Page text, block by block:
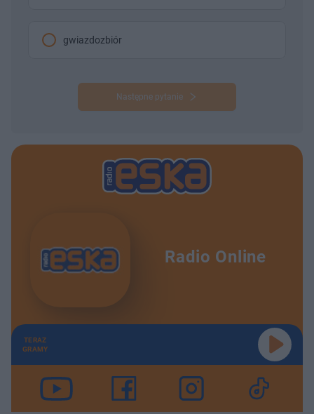
gwiazdozbiór
Następne pytanie
Radio Online
TERAZ
GRAMY